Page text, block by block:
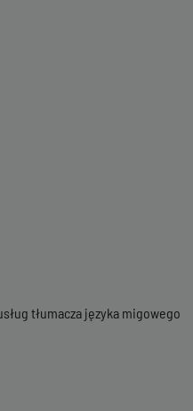
tłumacza języka migowego